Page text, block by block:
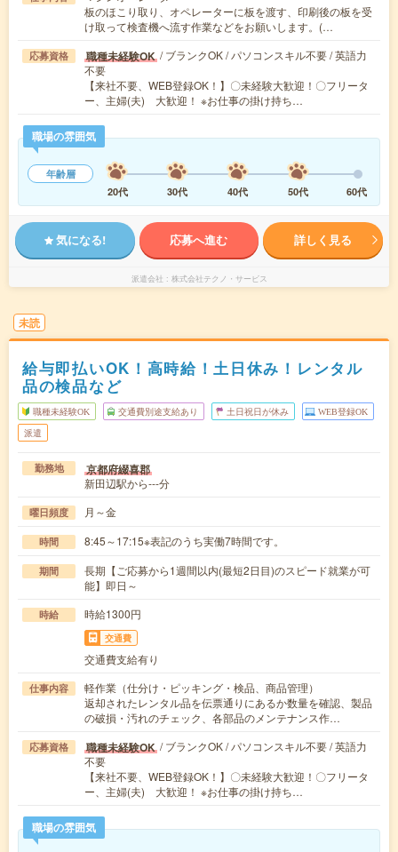
板のほこり取り、オペレーターに板を渡す、印刷後の板を受
け取って検査機へ流す作業などをお願いします。(…
応募資格 職種未経験OK / ブランクOK / パソコンスキル不要 / 英語力
不要
【来社不要、WEB登録OK！】〇未経験大歓迎！〇フリータ
ー、主婦(夫) 大歓迎！ ※お仕事の掛け持ち…
職場の雰囲気
年齢層
20代
30代 40代 50代 60代
気になる! 応募へ進む 詳しく見る
派遣会社 株式会社テクノ・サービス
未読
給与即払いOK！高時給！土日休み！レンタル
品の検品など
職種未経験OK 交通費別途支給あり 土日祝日が休み WEB登録OK
派遣
勤務地 京都府綴喜郡
新田辺駅から---分
曜日頻度 月～金
時間 8:45～17:15※表記のうち実働7時間です。
期間
長期【ご応募から1週間以内(最短2日目)のスピード就業が可
能】即日～
時給 時給1300円
交通費
交通費支給有り
仕事内容
軽作業（仕分け・ピッキング・検品、商品管理）
返却されたレンタル品を伝票通りにあるか数量を確認、製品
の破損・汚れのチェック、各部品のメンテナンス作…
応募資格 職種未経験OK / ブランクOK / パソコンスキル不要 / 英語力
不要
【来社不要、WEB登録OK！】〇未経験大歓迎！〇フリータ
ー、主婦(夫) 大歓迎！ ※お仕事の掛け持ち…
職場の雰囲気